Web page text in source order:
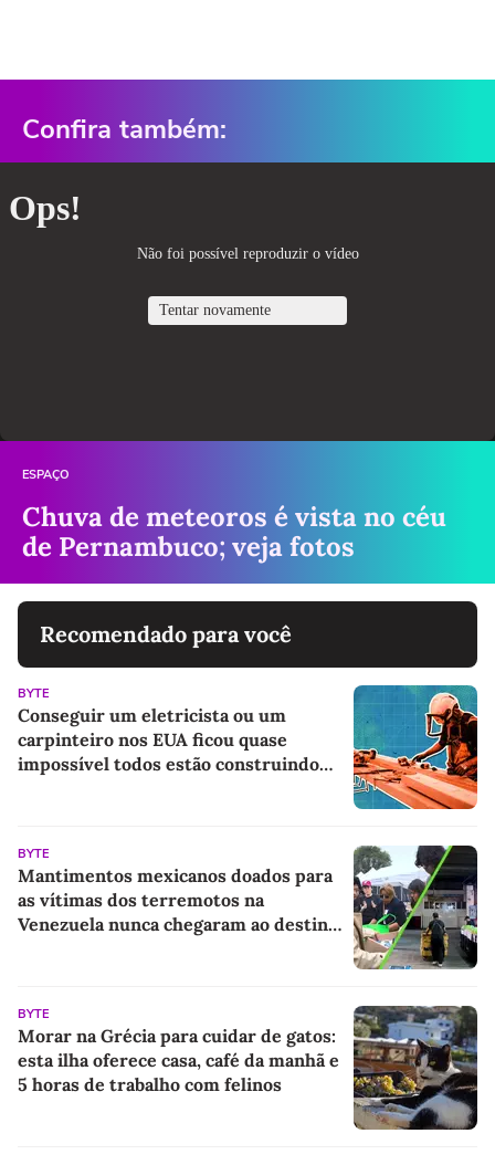
Confira também:
ESPAÇO
Chuva de meteoros é vista no céu
de Pernambuco; veja fotos
Recomendado para você
BYTE
Conseguir um eletricista ou um
carpinteiro nos EUA ficou quase
impossível todos estão construindo
BYTE
Mantimentos mexicanos doados para
as vítimas dos terremotos na
Venezuela nunca chegaram ao destino
BYTE
Morar na Grécia para cuidar de gatos:
esta ilha oferece casa, café da manhã e
5 horas de trabalho com felinos